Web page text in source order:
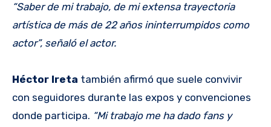
“Saber de mi trabajo, de mi extensa trayectoria
artística de más de 22 años ininterrumpidos como
actor”, señaló el actor.
Héctor Ireta también afirmó que suele convivir
con seguidores durante las expos y convenciones
donde participa. “Mi trabajo me ha dado fans y